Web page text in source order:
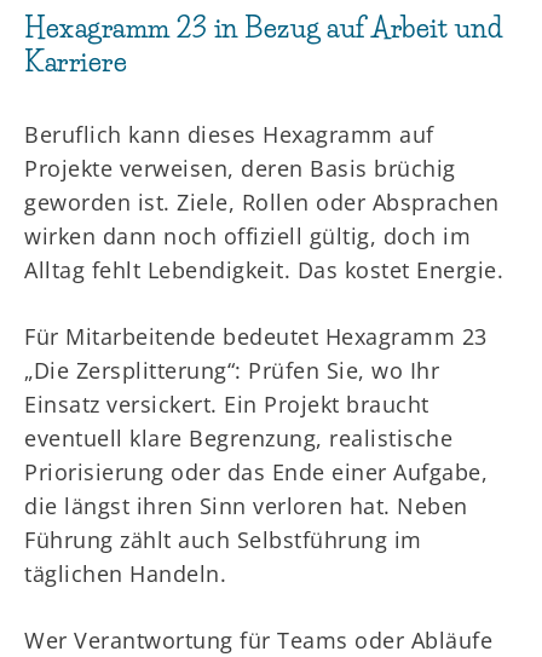
Hexagramm 23 in Bezug auf Arbeit und
Karriere
Beruflich kann dieses Hexagramm auf
Projekte verweisen, deren Basis brüchig
geworden ist. Ziele, Rollen oder Absprachen
wirken dann noch offiziell gültig, doch im
Alltag fehlt Lebendigkeit. Das kostet Energie.
Für Mitarbeitende bedeutet Hexagramm 23
„Die Zersplitterung“: Prüfen Sie, wo Ihr
Einsatz versickert. Ein Projekt braucht
eventuell klare Begrenzung, realistische
Priorisierung oder das Ende einer Aufgabe,
die längst ihren Sinn verloren hat. Neben
Führung zählt auch Selbstführung im
täglichen Handeln.
Wer Verantwortung für Teams oder Abläufe